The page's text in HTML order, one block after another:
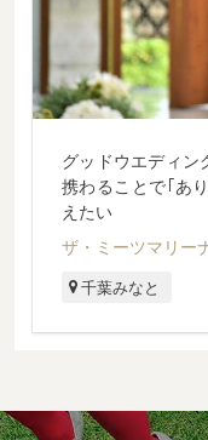
グッドウエディン
携わることで｢あ
えたい
ザ・ミーツマリー
千葉みなと